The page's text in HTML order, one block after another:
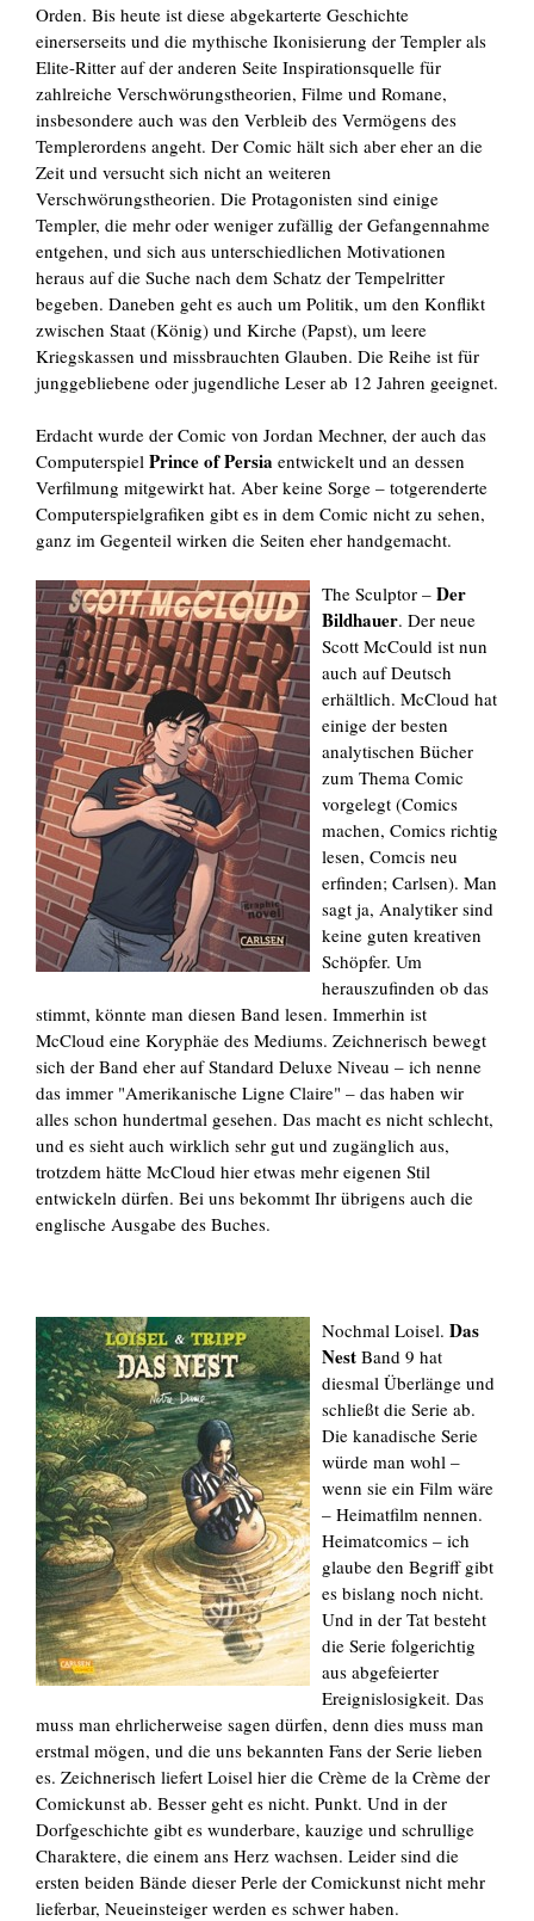
Orden. Bis heute ist diese abgekarterte Geschichte
einerserseits und die mythische Ikonisierung der Templer als
Elite-Ritter auf der anderen Seite Inspirationsquelle für
zahlreiche Verschwörungstheorien, Filme und Romane,
insbesondere auch was den Verbleib des Vermögens des
Templerordens angeht. Der Comic hält sich aber eher an die
Zeit und versucht sich nicht an weiteren
Verschwörungstheorien. Die Protagonisten sind einige
Templer, die mehr oder weniger zufällig der Gefangennahme
entgehen, und sich aus unterschiedlichen Motivationen
heraus auf die Suche nach dem Schatz der Tempelritter
begeben. Daneben geht es auch um Politik, um den Konflikt
zwischen Staat (König) und Kirche (Papst), um leere
Kriegskassen und missbrauchten Glauben. Die Reihe ist für
junggebliebene oder jugendliche Leser ab 12 Jahren geeignet.
Erdacht wurde der Comic von Jordan Mechner, der auch das
Computerspiel Prince of Persia entwickelt und an dessen
Verfilmung mitgewirkt hat. Aber keine Sorge – totgerenderte
Computerspielgrafiken gibt es in dem Comic nicht zu sehen,
ganz im Gegenteil wirken die Seiten eher handgemacht.
The Sculptor – Der
Bildhauer. Der neue
Scott McCould ist nun
auch auf Deutsch
erhältlich. McCloud hat
einige der besten
analytischen Bücher
zum Thema Comic
vorgelegt (Comics
machen, Comics richtig
lesen, Comcis neu
erfinden; Carlsen). Man
sagt ja, Analytiker sind
keine guten kreativen
Schöpfer. Um
herauszufinden ob das
stimmt, könnte man diesen Band lesen. Immerhin ist
McCloud eine Koryphäe des Mediums. Zeichnerisch bewegt
sich der Band eher auf Standard Deluxe Niveau – ich nenne
das immer "Amerikanische Ligne Claire" – das haben wir
alles schon hundertmal gesehen. Das macht es nicht schlecht,
und es sieht auch wirklich sehr gut und zugänglich aus,
trotzdem hätte McCloud hier etwas mehr eigenen Stil
entwickeln dürfen. Bei uns bekommt Ihr übrigens auch die
englische Ausgabe des Buches.
Nochmal Loisel. Das
Nest Band 9 hat
diesmal Überlänge und
schließt die Serie ab.
Die kanadische Serie
würde man wohl –
wenn sie ein Film wäre
– Heimatfilm nennen.
Heimatcomics – ich
glaube den Begriff gibt
es bislang noch nicht.
Und in der Tat besteht
die Serie folgerichtig
aus abgefeierter
Ereignislosigkeit. Das
muss man ehrlicherweise sagen dürfen, denn dies muss man
erstmal mögen, und die uns bekannten Fans der Serie lieben
es. Zeichnerisch liefert Loisel hier die Crème de la Crème der
Comickunst ab. Besser geht es nicht. Punkt. Und in der
Dorfgeschichte gibt es wunderbare, kauzige und schrullige
Charaktere, die einem ans Herz wachsen. Leider sind die
ersten beiden Bände dieser Perle der Comickunst nicht mehr
lieferbar, Neueinsteiger werden es schwer haben.